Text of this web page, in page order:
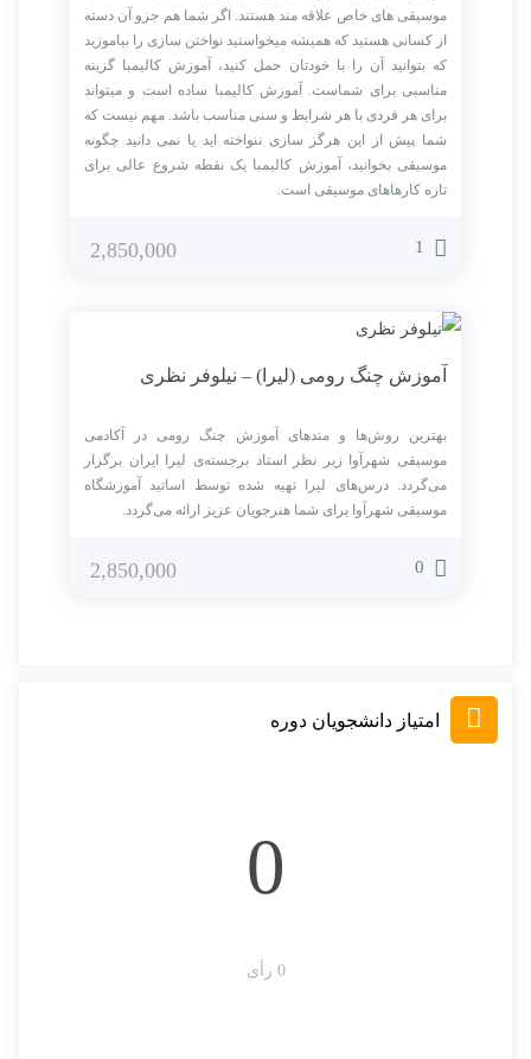
موسیقی های خاص علاقه مند هستند. اگر شما هم جزو آن دسته
از کسانی هستید که همیشه میخواستید نواختن سازی را بیاموزید
که بتوانید آن را با خودتان حمل کنید، آموزش کالیمبا گزینه
مناسبی برای شماست. آموزش کالیمبا ساده است و میتواند
برای هر فردی با هر شرایط و سنی مناسب باشد. مهم نیست که
شما پیش از این هرگز سازی ننواخته اید یا نمی دانید چگونه
موسیقی بخوانید، آموزش کالیمبا یک نقطه شروع عالی برای
تازه کارهاهای موسیقی است.
1
2,850,000
آموزش چنگ رومی (لیرا) – نیلوفر نظری
بهترین روش‌ها و متدهای آموزش چنگ رومی در آکادمی
موسیقی شهرآوا زیر نظر استاد برجسته‌ی لیرا ایران برگزار
می‌گردد. درس‌های لیرا تهیه شده توسط اساتید آموزشگاه
موسیقی شهرآوا برای شما هنرجویان عزیز ارائه می‌گردد.
0
2,850,000
امتیاز دانشجویان دوره
0
0 رأی